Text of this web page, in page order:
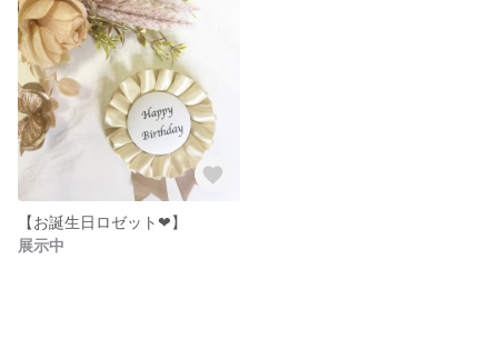
【お誕生日ロゼット❤︎】
展示中